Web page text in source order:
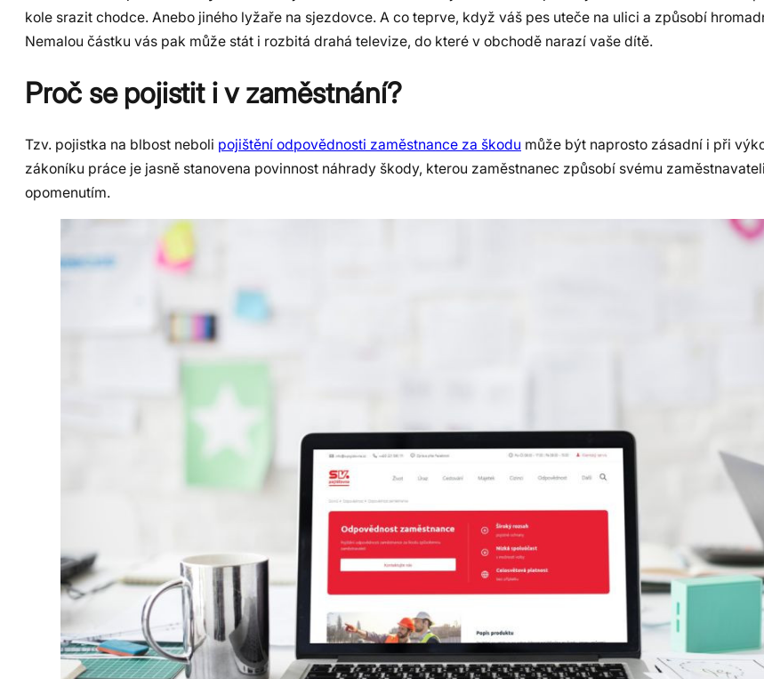
kole srazit chodce. Anebo jiného lyžaře na sjezdovce. A co teprve, když váš pes uteče na ulici a způsobí
Nemalou částku vás pak může stát i rozbitá drahá televize, do které v obchodě narazí vaše dítě.
Proč se pojistit i v zaměstnání?
Tzv. pojistka na blbost neboli pojištění odpovědnosti zaměstnance za škodu může být naprosto zásadní i při
zákoníku práce je jasně stanovena povinnost náhrady škody, kterou zaměstnanec způsobí svému
opomenutím.